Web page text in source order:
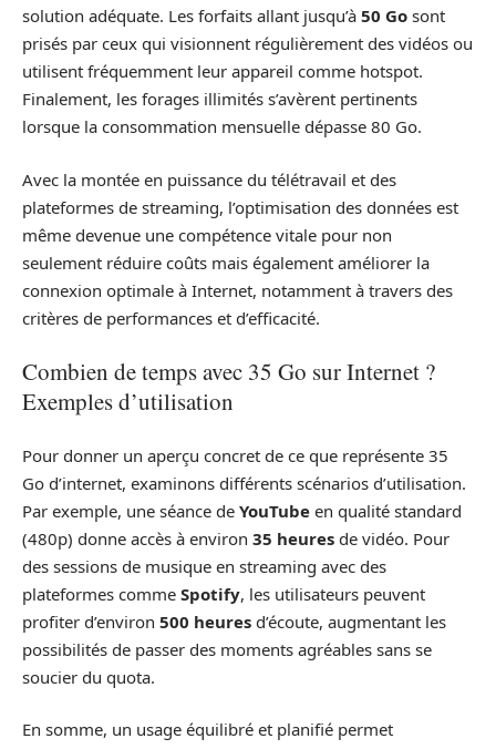
solution adéquate. Les forfaits allant jusqu’à 50 Go sont
prisés par ceux qui visionnent régulièrement des vidéos ou
utilisent fréquemment leur appareil comme hotspot.
Finalement, les forages illimités s’avèrent pertinents
lorsque la consommation mensuelle dépasse 80 Go.
Avec la montée en puissance du télétravail et des
plateformes de streaming, l’optimisation des données est
même devenue une compétence vitale pour non
seulement réduire coûts mais également améliorer la
connexion optimale à Internet, notamment à travers des
critères de performances et d’efficacité.
Combien de temps avec 35 Go sur Internet ?
Exemples d’utilisation
Pour donner un aperçu concret de ce que représente 35
Go d’internet, examinons différents scénarios d’utilisation.
Par exemple, une séance de YouTube en qualité standard
(480p) donne accès à environ 35 heures de vidéo. Pour
des sessions de musique en streaming avec des
plateformes comme Spotify, les utilisateurs peuvent
profiter d’environ 500 heures d’écoute, augmentant les
possibilités de passer des moments agréables sans se
soucier du quota.
En somme, un usage équilibré et planifié permet